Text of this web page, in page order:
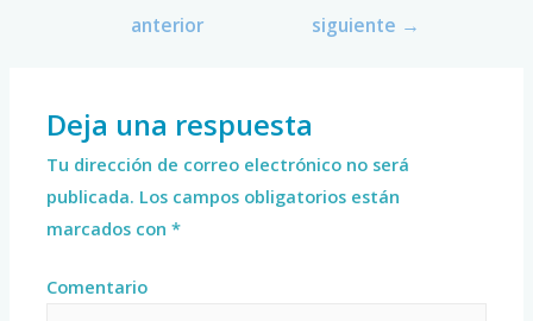
anterior
siguiente →
Deja una respuesta
Tu dirección de correo electrónico no será
publicada. Los campos obligatorios están
marcados con*
Comentario